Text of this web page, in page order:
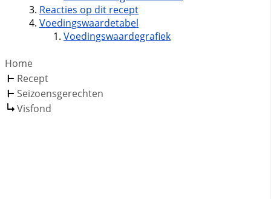
Reacties op dit recept
Voedingswaardetabel
Voedingswaardegrafiek
Home
Recept
Seizoensgerechten
Visfond